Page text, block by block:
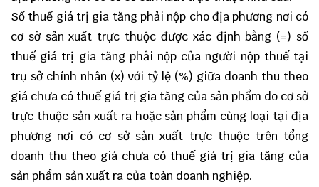
Số thuế giá trị gia tăng phải nộp cho địa phương nơi có
cơ sở sản xuất trực thuộc được xác định bằng (=) số
thuế giá trị gia tăng phải nộp của người nộp thuế tại
trụ sở chính nhân (x) với tỷ lệ (%) giữa doanh thu theo
giá chưa có thuế giá trị gia tăng của sản phẩm do cơ sở
trực thuộc sản xuất ra hoặc sản phẩm cùng loại tại địa
phương nơi có cơ sở sản xuất trực thuộc trên tổng
doanh thu theo giá chưa có thuế giá trị gia tăng của
sản phẩm sản xuất ra của toàn doanh nghiệp.